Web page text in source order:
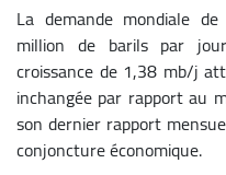
La demande mondiale
million de barils par
croissance de 1,38 mb/j
inchangée par rapport au
son dernier rapport
conjoncture économique.